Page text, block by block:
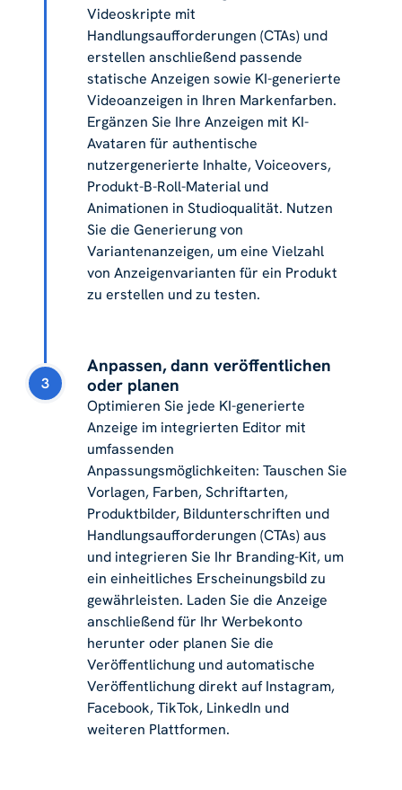
Videoskripte mit
Handlungsaufforderungen (CTAs) und
erstellen anschließend passende
statische Anzeigen sowie KI-generierte
Videoanzeigen in Ihren Markenfarben.
Ergänzen Sie Ihre Anzeigen mit KI-
Avataren für authentische
nutzergenerierte Inhalte, Voiceovers,
Produkt-B-Roll-Material und
Animationen in Studioqualität. Nutzen
Sie die Generierung von
Variantenanzeigen, um eine Vielzahl
von Anzeigenvarianten für ein Produkt
zu erstellen und zu testen.
3
Anpassen, dann veröffentlichen
oder planen
Optimieren Sie jede KI-generierte
Anzeige im integrierten Editor mit
umfassenden
Anpassungsmöglichkeiten: Tauschen Sie
Vorlagen, Farben, Schriftarten,
Produktbilder, Bildunterschriften und
Handlungsaufforderungen (CTAs) aus
und integrieren Sie Ihr Branding-Kit, um
ein einheitliches Erscheinungsbild zu
gewährleisten. Laden Sie die Anzeige
anschließend für Ihr Werbekonto
herunter oder planen Sie die
Veröffentlichung und automatische
Veröffentlichung direkt auf Instagram,
Facebook, TikTok, LinkedIn und
weiteren Plattformen.